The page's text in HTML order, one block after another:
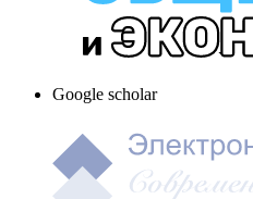
Google scholar